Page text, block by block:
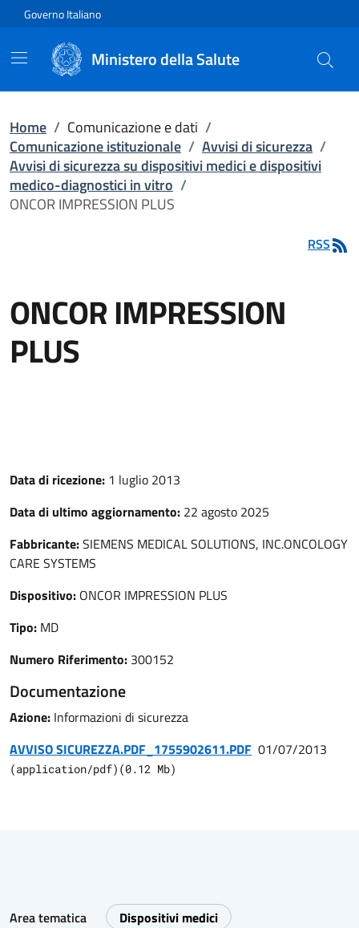
Vai direttamente al contenuto
Governo Italiano
Ministero della Salute
Home / Comunicazione e dati /
Comunicazione istituzionale / Avvisi di sicurezza /
Avvisi di sicurezza su dispositivi medici e dispositivi
medico-diagnostici in vitro /
ONCOR IMPRESSION PLUS
RSS
ONCOR IMPRESSION
PLUS
Data di ricezione: 1 luglio 2013
Data di ultimo aggiornamento: 22 agosto 2025
Fabbricante:SIEMENS MEDICAL SOLUTIONS, INC.ONCOLOGY
CARE SYSTEMS
Dispositivo: ONCOR IMPRESSION PLUS
Tipo: MD
Numero Riferimento: 300152
Documentazione
Azione: Informazioni di sicurezza
AVVISO SICUREZZA.PDF_1755902611.PDF 01/07/2013
(application/pdf) (0.12 Mb)
Area tematica Dispositivi medici